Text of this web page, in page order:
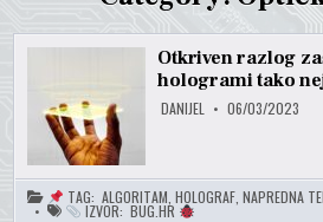
Otkriven razlog
hologrami tako
DANIJEL 06/03/2023
TAG: ALGORITAM HOLOGRAF, NAPREDNA
IZVOR: BUG.HR